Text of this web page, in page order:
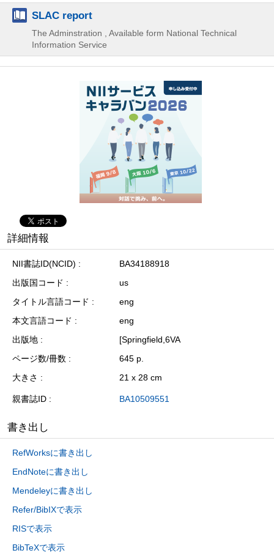
SLAC report
The Adminstration , Available form National Technical
Information Service
詳細情報
NII書誌ID(NCID)
BA34188918
出版国コード
us
タイトル言語コード
eng
本文言語コード
eng
出版地
[Springfield,6VA
ページ数/冊数
645 p.
大きさ
21 x 28 cm
親書誌ID BA10509551
書き出し
RefWorksに書き出し
EndNoteに書き出し
Mendeleyに書き出し
Refer/BibIXで表示
RISで表示
BibTeXで表示